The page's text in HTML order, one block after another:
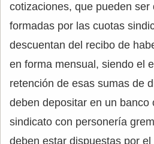
cotizaciones, que pueden ser
formadas por las cuotas
descuentan del recibo de
en forma mensual, siendo el
retención de esas sumas de
deben depositar en un banco
sindicato con personería
deben estar dispuestas por